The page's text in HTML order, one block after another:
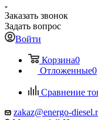
Заказать звонок
Задать вопрос
Войти
Корзина0
Отложенные0
Сравнение
zakaz@energo-